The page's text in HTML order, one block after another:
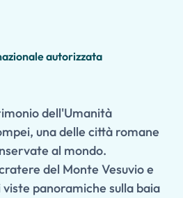
autorizzata
dell'Umanità
una delle città romane
al mondo.
del Monte Vesuvio e
panoramiche sulla baia